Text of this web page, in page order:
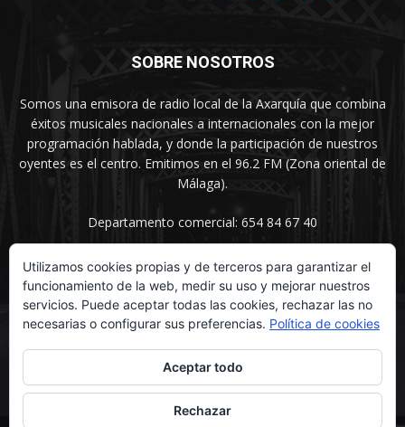
SOBRE NOSOTROS
Somos una emisora de radio local de la Axarquía que combina
éxitos musicales nacionales a internacionales con la mejor
programación hablada, y donde la participación de nuestros
oyentes es el centro. Emitimos en el 96.2 FM (Zona oriental de
Málaga).
Departamento comercial: 654 84 67 40
SÍGUENOS
Utilizamos cookies propias y de terceros para garantizar el
funcionamiento de la web, medir su uso y mejorar nuestros
servicios. Puede aceptar todas las cookies, rechazar las no
necesarias o configurar sus preferencias. Política de cookies
Aceptar todo
Rechazar